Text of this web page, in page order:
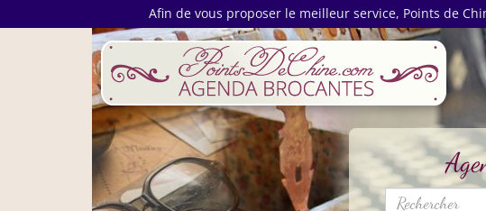
Afin de vous proposer le meilleur service, Points de